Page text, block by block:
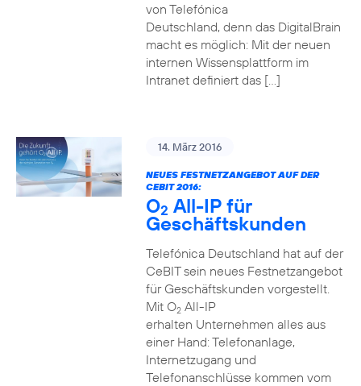
von Telefónica
Deutschland, denn das DigitalBrain
macht es möglich: Mit der neuen
internen Wissensplattform im
Intranet definiert das […]
14. März 2016
NEUES FESTNETZANGEBOT AUF DER
CEBIT 2016:
O2 All-IP für
Geschäftskunden
Telefónica Deutschland hat auf der
CeBIT sein neues Festnetzangebot
für Geschäftskunden vorgestellt.
Mit O2All-IP
erhalten Unternehmen alles aus
einer Hand: Telefonanlage,
Internetzugang und
Telefonanschlüsse kommen vom